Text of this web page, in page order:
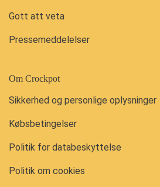
Gott att veta
Pressemeddelelser
Om Crockpot
Sikkerhed og personlige oplysninger
Købsbetingelser
Politik for databeskyttelse
Politik om cookies